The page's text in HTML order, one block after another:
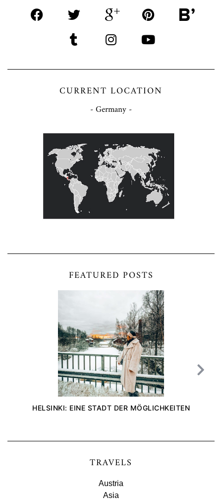
CURRENT LOCATION
- Germany -
FEATURED POSTS
HELSINKI: EINE STADT DER MÖGLICHKEITEN
TRAVELS
Austria
Asia